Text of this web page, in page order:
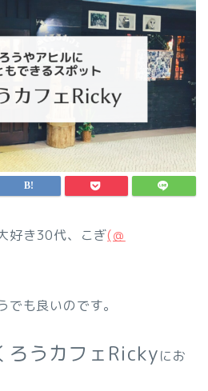
好き30代、こぎ(＠
も良いのです。
ろうカフェRickyにお